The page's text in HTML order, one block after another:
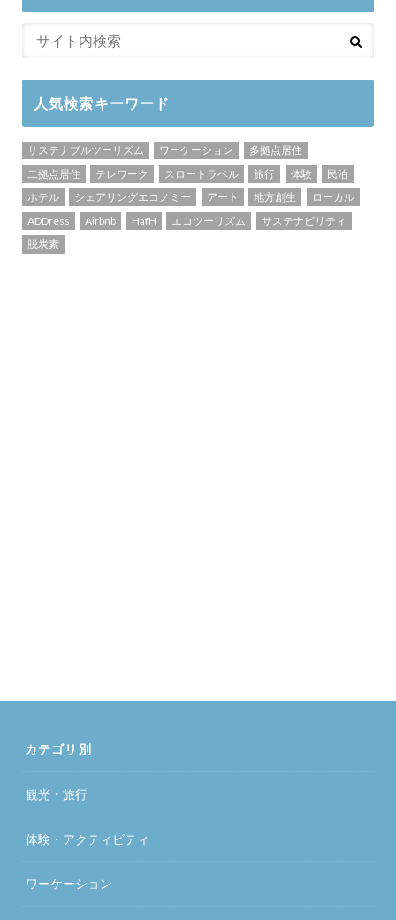
人気検索キーワード
サステナブルツーリズム ワーケーション
多拠点居住
二拠点居住
テレワーク スロートラベル 旅行 体験
民泊
ホテル
シェアリングエコノミー アート 地方創生
ローカル
ADDress
Airbnb HafH エコツーリズム
サステナビリティ
脱炭素
カテゴリ別
観光・旅行
体験・アクティビティ
ワーケーション